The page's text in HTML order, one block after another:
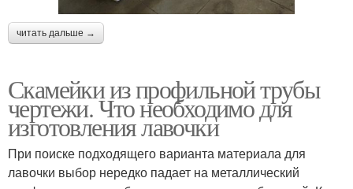
читать дальше →
Скамейки из профильной трубы
чертежи. Что необходимо для
изготовления лавочки
При поиске подходящего варианта материала для
лавочки выбор нередко падает на металлический